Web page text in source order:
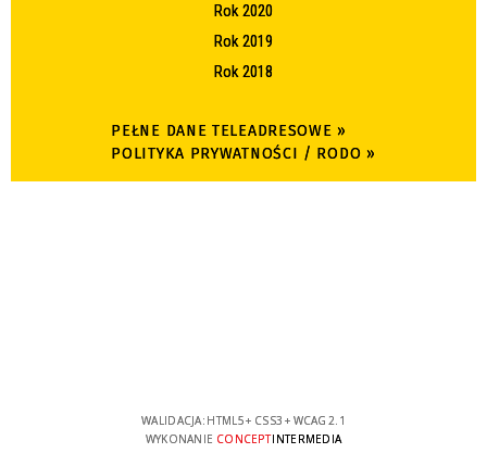
Rok 2020
Rok 2019
Rok 2018
PEŁNE DANE TELEADRESOWE »
POLITYKA PRYWATNOŚCI / RODO »
WALIDACJA: HTML5+ CSS3 + WCAG 2.1
WYKONANIE CONCEPTINTERMEDIA